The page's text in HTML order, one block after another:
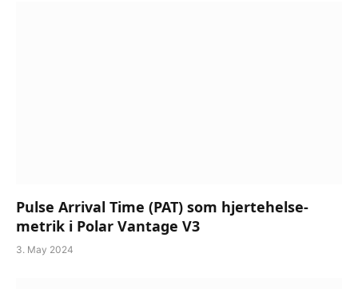
Pulse Arrival Time (PAT) som hjertehelse-
metrik i Polar Vantage V3
3. May 2024